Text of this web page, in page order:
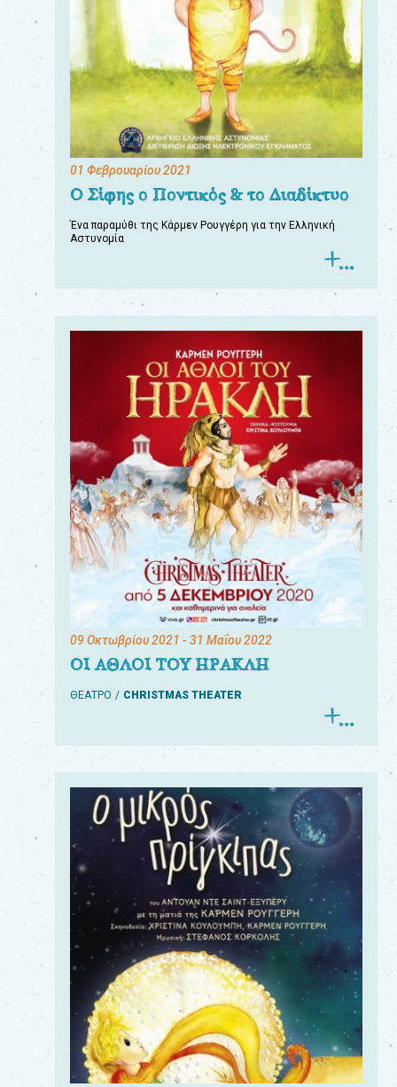
01 Φεβρουαρίου 2021
Ο Σίφης ο Ποντικός & το Διαδίκτυο
Ένα παραμύθι της Κάρμεν Ρουγγέρη για την Ελληνική
Αστυνομία
09 Οκτωβρίου 2021 - 31 Μαΐου 2022
ΟΙ ΑΘΛΟΙ ΤΟΥ ΗΡΑΚΛΗ
ΘΕΑΤΡΟ CHRISTMAS THEATER